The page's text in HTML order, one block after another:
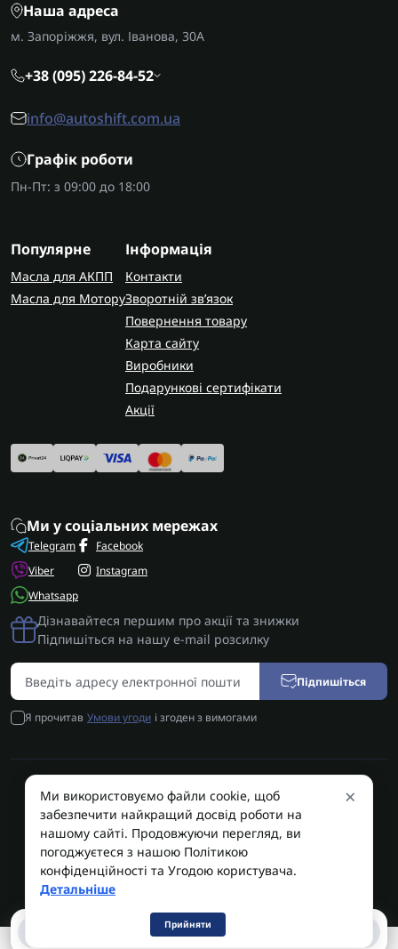
0
Наша адреса
м. Запоріжжя, вул. Іванова, 30А
+38 (095) 226-84-52
info@autoshift.com.ua
Графік роботи
Пн-Пт: з 09:00 до 18:00
Популярне
Масла для АКПП
Масла для Мотору
Інформація
Контакти
Зворотній зв’язок
Повернення товару
Карта сайту
Виробники
Подарункові сертифікати
Акції
Ми у соціальних мережах
Telegram
Viber
Whatsapp
Facebook
Instagram
Дізнавайтеся першим про акції та знижки
Підпишіться на нашу e-mail розсилку
Підпишіться
Я прочитав Умови угоди і згоден з вимогами
AUTOSHIFT | Запчастини АКПП | Ремонт АКПП © 2026
AUTOSHIFT
×
Ми використовуємо файли cookie, щоб
забезпечити найкращий досвід роботи на
нашому сайті. Продовжуючи перегляд, ви
погоджуєтеся з нашою Політикою
конфіденційності та Угодою користувача.
Детальніше
Прийняти